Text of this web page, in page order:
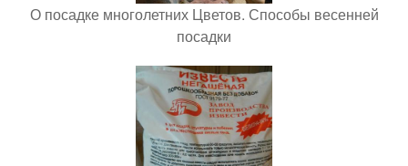
О посадке многолетних Цветов. Способы весенней
посадки